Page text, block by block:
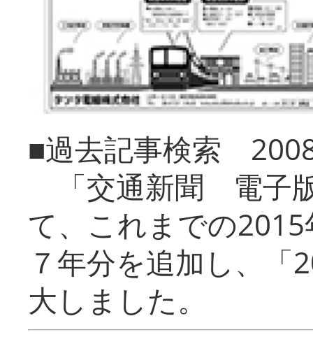
■過去記事検索
「交通新聞 電子
て、これまでの
７年分を追加し、「
大しまし